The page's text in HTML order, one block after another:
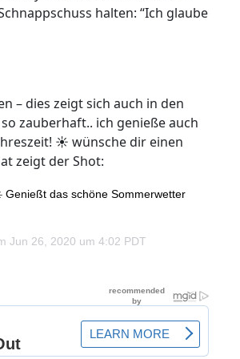
halten: “Ich glaube
– dies zeigt sich auch in den
zauberhaft.. ich genieße auch
☀️ wünsche dir einen
zeigt der Shot:
das schöne Sommerwetter
Jun 26, 2020 um 4:02 PDT